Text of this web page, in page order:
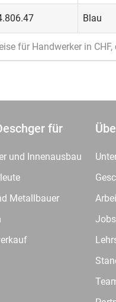
Blau
für Handwerker in CHF,
für
und Innenausbau
Metallbauer
Jobs